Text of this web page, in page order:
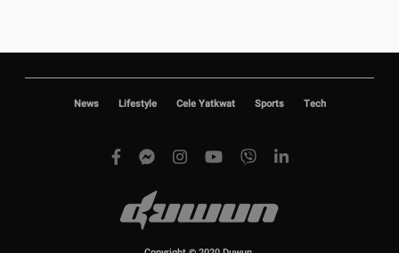
News Lifestyle Cele Yatkwat Sports Tech